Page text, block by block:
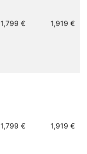
1,799 € 1,919 €
1,799 € 1,919 €